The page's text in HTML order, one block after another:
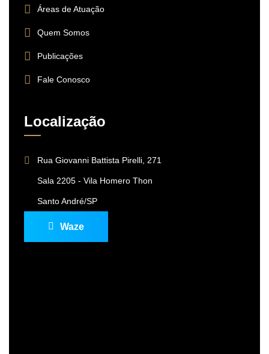
Áreas de Atuação
Quem Somos
Publicações
Fale Conosco
Localização
Rua Giovanni Battista Pirelli, 271
Sala 2205 - Vila Homero Thon
Santo André/SP
Waze